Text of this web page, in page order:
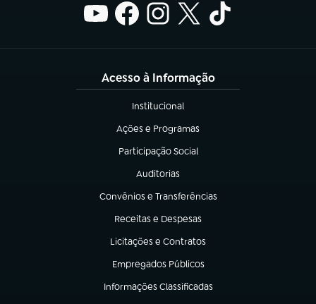
Acesso à Informação
Institucional
(abre em nova aba)
Ações e Programas
(abre em nova aba)
Participação Social
(abre em nova aba)
Auditorias
(abre em nova aba)
Convênios e Transferências
(abre em nova aba)
Receitas e Despesas
(abre em nova aba)
Licitações e Contratos
(abre em nova aba)
Empregados Públicos
(abre em nova aba)
Informações Classificadas
(abre em nova aba)